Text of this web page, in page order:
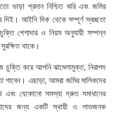
ভাড়া প্রদান নিশ্চিত করি এবং জমির
দিই। আইনি দিক থেকে সম্পূর্ণ স্বচ্ছতা
পেশাদার ও নিয়ম অনুযায়ী সম্পন্ন
থাকে।
চুক্তি করে আপনি ঝামেলামুক্ত, নিরাপদ
পাবেন। এছাড়া, আমরা জমির মালিকদের
এবং যেকোনো সমস্যা দ্রুত সমাধানের
জন্য একটি স্থায়ী ও লাভজনক